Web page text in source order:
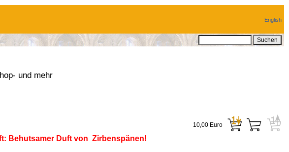
English
und mehr
Behutsamer Duft von Zirbenspänen!
10,00 Euro